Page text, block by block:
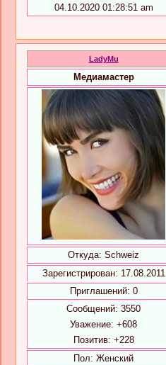
04.10.2020 01:28:51 am
LadyMu
Медиамастер
Откуда: Schweiz
Зарегистрирован: 17.08.2011
Приглашений: 0
Сообщений: 3550
Уважение: +608
Позитив: +228
Пол: Женский